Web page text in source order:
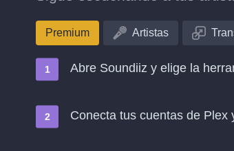
Premium Artistas
Abre Soundiiz y elige la
Conecta tus cuentas de Plex